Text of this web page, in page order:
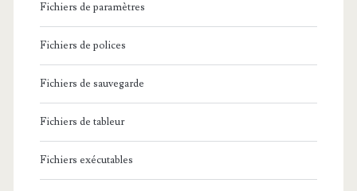
Fichiers de paramètres
Fichiers de polices
Fichiers de sauvegarde
Fichiers de tableur
Fichiers exécutables